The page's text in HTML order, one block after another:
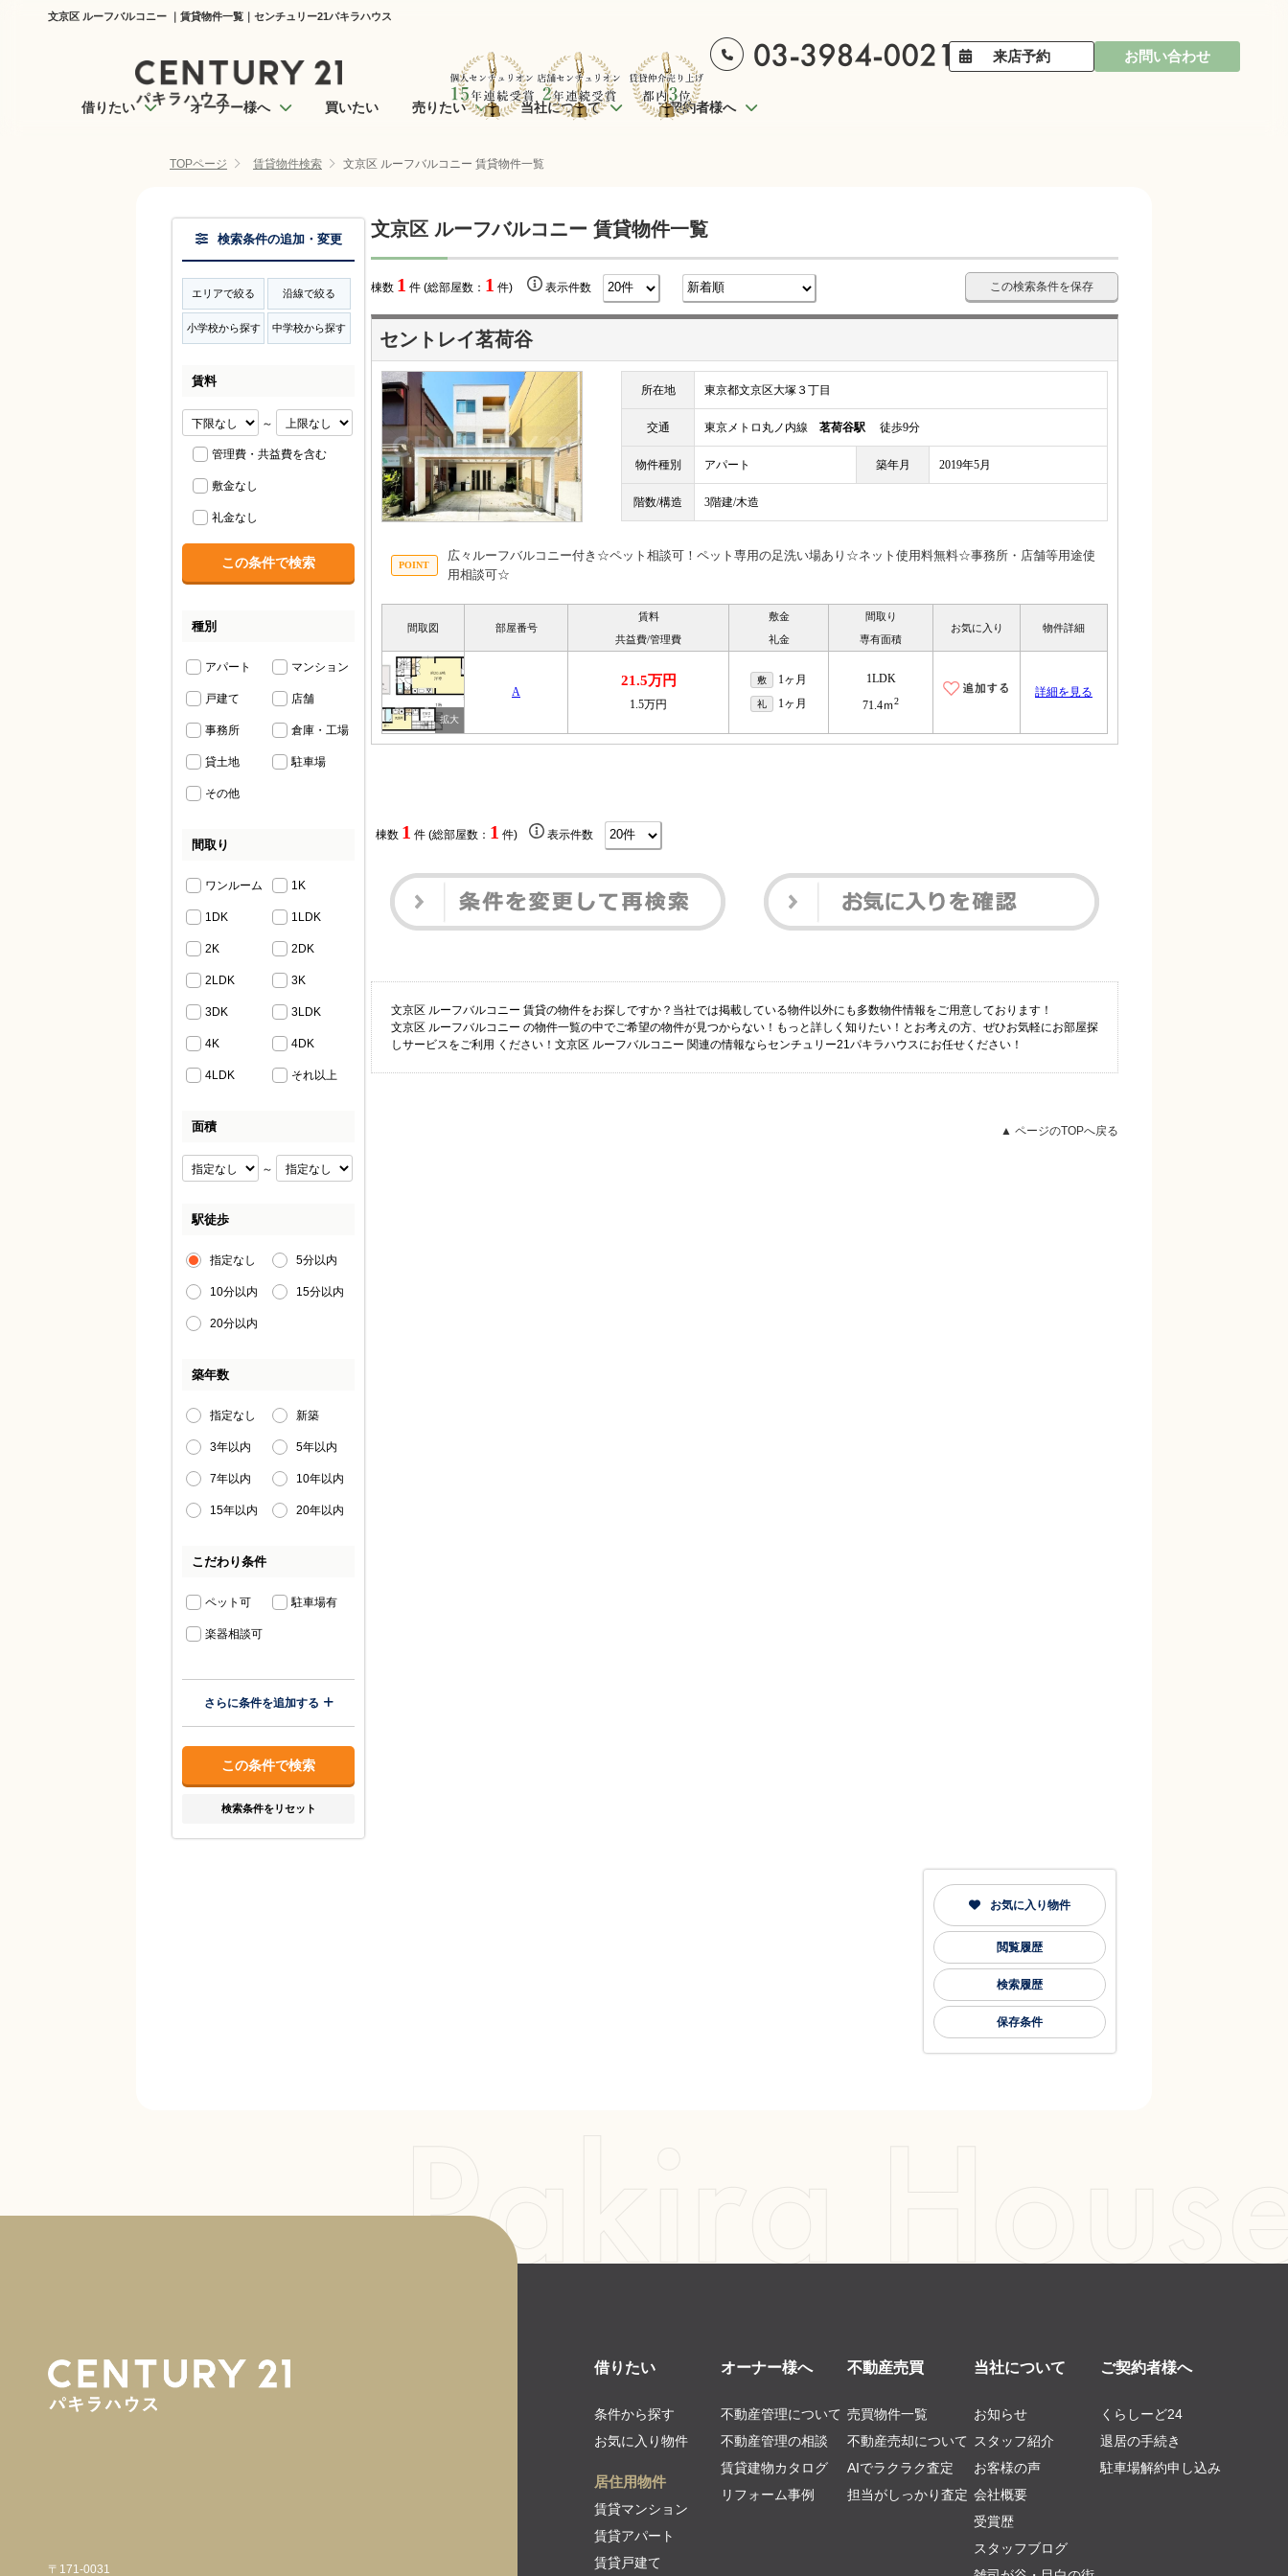
文京区 ルーフバルコニー ｜賃貸物件一覧｜センチュリー21パキラハウス
来店予約 お問い合わせ
借りたい オーナー様へ 買いたい 売りたい 当社について ご契約者様へ
TOPページ 賃貸物件検索 文京区 ルーフバルコニー 賃貸物件一覧
文京区 ルーフバルコニー 賃貸物件一覧
棟数 1 件 (総部屋数： 1 件) 表示件数 この検索条件を保存
セントレイ茗荷谷
所在地 東京都文京区大塚３丁目
交通 東京メトロ丸ノ内線 茗荷谷駅 徒歩9分
物件種別 アパート 築年月 2019年5月
階数/構造 3階建/木造
広々ルーフバルコニー付き☆ペット相談可！ペット専用の足洗い場あり☆ネット使用料無料☆事務所・店舗等用途使
用相談可☆
間取図 部屋番号
賃料
共益費/管理費
敷金
礼金
間取り
専有面積
お気に入り 物件詳細
A
21.5万円
1.5万円
敷 1ヶ月
礼 1ヶ月
1LDK
71.4ｍ2
詳細を見る
棟数 1 件 (総部屋数： 1 件) 表示件数
文京区 ルーフバルコニー 賃貸の物件をお探しですか？当社では掲載している物件以外にも多数物件情報をご用意しております！
文京区 ルーフバルコニー の物件一覧の中でご希望の物件が見つからない！もっと詳しく知りたい！とお考えの方、ぜひお気軽にお部屋探
しサービスをご利用 ください！文京区 ルーフバルコニー 関連の情報ならセンチュリー21パキラハウスにお任せください！
▲ ページのTOPへ戻る
検索条件の追加・変更
エリアで絞る 沿線で絞る
小学校から探す 中学校から探す
賃料
～
管理費・共益費を含む
敷金なし
礼金なし
種別
アパート マンション
戸建て 店舗
事務所 倉庫・工場
貸土地 駐車場
その他
間取り
ワンルーム 1K
1DK 1LDK
2K 2DK
2LDK 3K
3DK 3LDK
4K 4DK
4LDK それ以上
面積
～
駅徒歩
指定なし 5分以内
10分以内 15分以内
20分以内
築年数
指定なし 新築
3年以内 5年以内
7年以内 10年以内
15年以内 20年以内
こだわり条件
ペット可 駐車場有
楽器相談可
さらに条件を追加する
検索条件をリセット
お気に入り物件
閲覧履歴
検索履歴
保存条件
〒171-0031
借りたい
条件から探す
お気に入り物件
居住用物件
賃貸マンション
賃貸アパート
賃貸戸建て
オーナー様へ
不動産管理について
不動産管理の相談
賃貸建物カタログ
リフォーム事例
不動産売買
売買物件一覧
不動産売却について
AIでラクラク査定
担当がしっかり査定
当社について
お知らせ
スタッフ紹介
お客様の声
会社概要
受賞歴
スタッフブログ
ご契約者様へ
くらしーど24
退居の手続き
駐車場解約申し込み